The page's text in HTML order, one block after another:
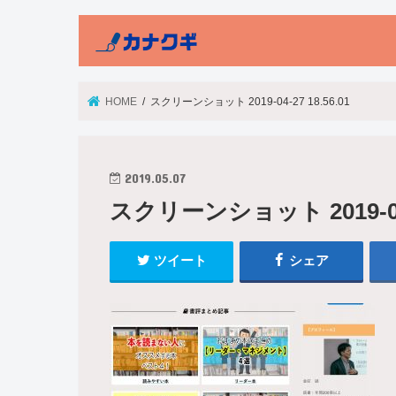
HOME スクリーンショット 2019-04-27 18.56.01
2019.05.07
スクリーンショット 2019-
ツイート シェア